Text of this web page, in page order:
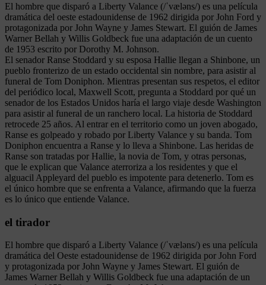
El hombre que disparó a Liberty Valance (/ˈvæləns/) es una película
dramática del oeste estadounidense de 1962 dirigida por John Ford y
protagonizada por John Wayne y James Stewart. El guión de James
Warner Bellah y Willis Goldbeck fue una adaptación de un cuento
de 1953 escrito por Dorothy M. Johnson.
El senador Ranse Stoddard y su esposa Hallie llegan a Shinbone, un
pueblo fronterizo de un estado occidental sin nombre, para asistir al
funeral de Tom Doniphon. Mientras presentan sus respetos, el editor
del periódico local, Maxwell Scott, pregunta a Stoddard por qué un
senador de los Estados Unidos haría el largo viaje desde Washington
para asistir al funeral de un ranchero local. La historia de Stoddard
retrocede 25 años. Al entrar en el territorio como un joven abogado,
Ranse es golpeado y robado por Liberty Valance y su banda. Tom
Doniphon encuentra a Ranse y lo lleva a Shinbone. Las heridas de
Ranse son tratadas por Hallie, la novia de Tom, y otras personas,
que le explican que Valance aterroriza a los residentes y que el
alguacil Appleyard del pueblo es impotente para detenerlo. Tom es
el único hombre que se enfrenta a Valance, afirmando que la fuerza
es lo único que entiende Valance.
el tirador
El hombre que disparó a Liberty Valance (/ˈvæləns/) es una película
dramática del Oeste estadounidense de 1962 dirigida por John Ford
y protagonizada por John Wayne y James Stewart. El guión de
James Warner Bellah y Willis Goldbeck fue una adaptación de un